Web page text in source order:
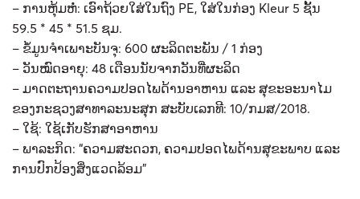
– ການຫຸ້ມຫໍ່: ເອົາຖ້ວຍໃສ່ໃນຖົງ PE, ໃສ່ໃນກ່ອງ Kleur 5 ຊັ້ນ
59.5 * 45 * 51.5 ຊມ.
– ຂໍ້ມູນຈໍາເພາະບັນຈຸ: 600 ຜະລິດຕະພັນ / 1 ກ່ອງ
– ວັນໝົດອາຍຸ: 48 ເດືອນນັບຈາກວັນທີ່ຜະລິດ
– ມາດຕະຖານຄວາມປອດໄພດ້ານອາຫານ ແລະ ສຸຂະອະນາໄມ
ຂອງກະຊວງສາທາລະນະສຸກ ສະບັບເລກທີ: 10/ກມສ/2018.
– ໃຊ້: ໃຊ້ເກັບຮັກສາອາຫານ
– ພາລະກິດ: “ຄວາມສະດວກ, ຄວາມປອດໄພດ້ານສຸຂະພາບ ແລະ
ການປົກປ້ອງສິ່ງແວດລ້ອມ”